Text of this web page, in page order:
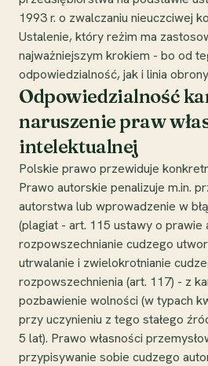
1993 r. o zwalczaniu nieuczciwej
Ustalenie, który reżim ma
najważniejszym krokiem - bo od
odpowiedzialność, jak i linia
Odpowiedzialność
naruszenie praw
intelektualnej
Polskie prawo przewiduje
Prawo autorskie penalizuje m.in.
autorstwa lub wprowadzenie w
(plagiat - art. 115 ustawy o prawie
rozpowszechnianie cudzego
utrwalanie i zwielokrotnianie
rozpowszechnienia (art. 117) - z
pozbawienie wolności (w typach
przy uczynieniu z tego stałego
5 lat). Prawo własności
przypisywanie sobie cudzego